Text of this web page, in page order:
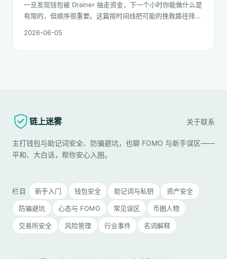
一旦发现钱包被 Drainer 抽走资金，下一个小时你能做什么是
有限的，但顺序很重要。这篇按时间线把可能的挽救路径排一
2026-06-05
链上迷雾 关于联系
主打钱包与助记词安全、防骗避坑，也聊 FOMO 与新手误区——
平和、大白话，帮你安心入圈。
栏目 新手入门 钱包安全 助记词与私钥 资产安全
防骗避坑 心态与 FOMO 常见误区 币圈人物
交易所安全 风险管理 行业事件 名词解释